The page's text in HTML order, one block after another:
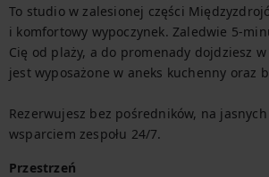
To studio w zalesionej części
i komfortowy wypoczynek. Zaledwie 5-
Cię od plaży, a do promenady dojdziesz
jest wyposażone w aneks kuchenny oraz
Rezerwujesz bez pośredników, na
wsparciem zespołu 24/7.
Przestrzeń